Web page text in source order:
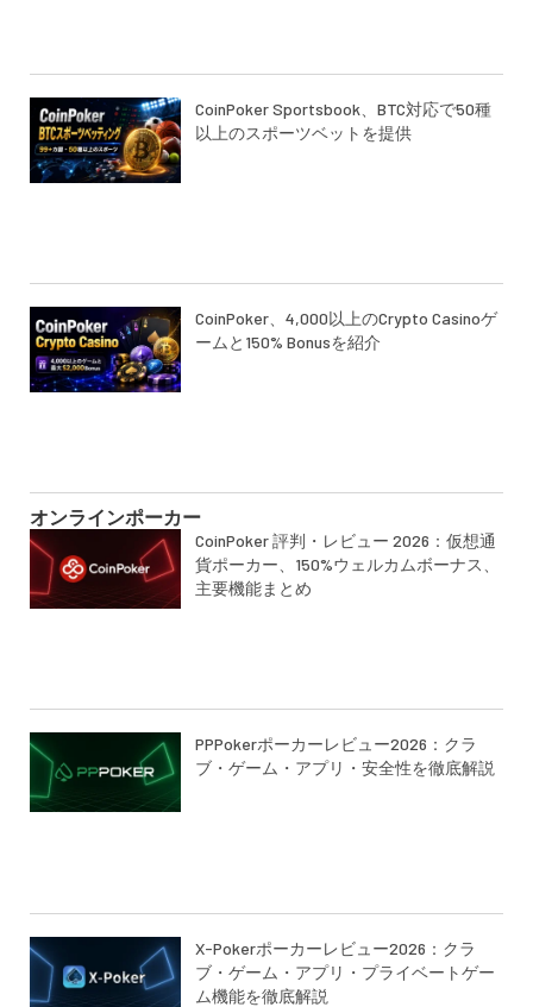
CoinPoker Sportsbook、BTC対応で50種
以上のスポーツベットを提供
CoinPoker、4,000以上のCrypto Casinoゲ
ームと150% Bonusを紹介
オンラインポーカー
CoinPoker 評判・レビュー 2026：仮想通
貨ポーカー、150%ウェルカムボーナス、
主要機能まとめ
PPPokerポーカーレビュー2026：クラ
ブ・ゲーム・アプリ・安全性を徹底解説
X-Pokerポーカーレビュー2026：クラ
ブ・ゲーム・アプリ・プライベートゲー
ム機能を徹底解説